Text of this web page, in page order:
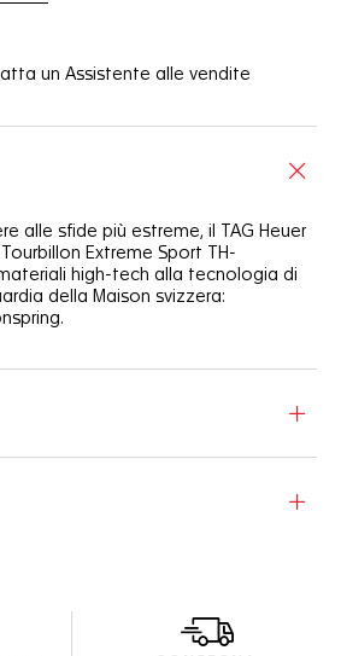
un Assistente alle vendite
alle sfide più estreme, il TAG Heuer
Extreme Sport TH-
high-tech alla tecnologia di
della Maison svizzera:
resistente agli urti e
più estreme.
con SuperLumiNova® bianca e
per ottimizzare la leggibilità.